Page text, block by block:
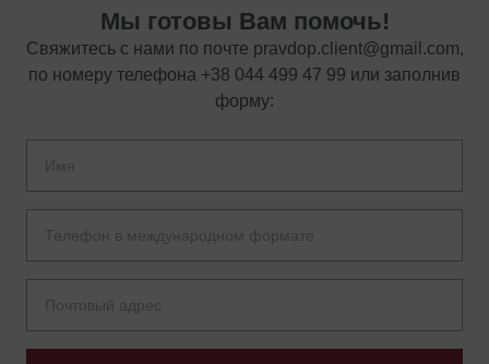
Мы готовы Вам помочь!
Свяжитесь с нами по почте pravdop.client@gmail.com,
по номеру телефона +38 044 499 47 99 или заполнив
форму: